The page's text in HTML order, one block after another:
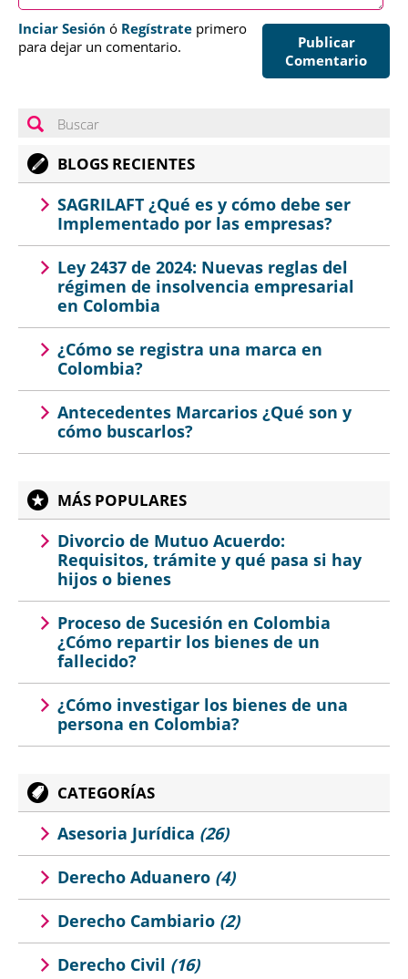
Publicar
Comentario
Inciar Sesión ó Regístrate primero
para dejar un comentario.
BLOGS RECIENTES
SAGRILAFT ¿Qué es y cómo debe ser
Implementado por las empresas?
Ley 2437 de 2024: Nuevas reglas del
régimen de insolvencia empresarial
en Colombia
¿Cómo se registra una marca en
Colombia?
Antecedentes Marcarios ¿Qué son y
cómo buscarlos?
MÁS POPULARES
Divorcio de Mutuo Acuerdo:
Requisitos, trámite y qué pasa si hay
hijos o bienes
Proceso de Sucesión en Colombia
¿Cómo repartir los bienes de un
fallecido?
¿Cómo investigar los bienes de una
persona en Colombia?
CATEGORÍAS
Asesoria Jurídica (26)
Derecho Aduanero (4)
Derecho Cambiario (2)
Derecho Civil (16)